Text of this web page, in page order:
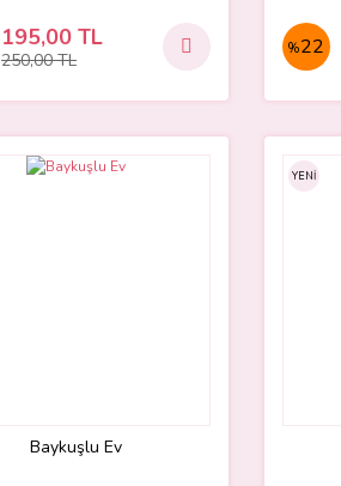
195,00 TL
250,00 TL
%22
Baykuşlu Ev
YENİ